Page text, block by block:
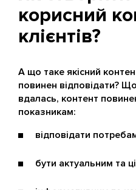
корисний
клієнтів?
А що таке якісний
повинен відповідати?
вдалась, контент
показникам:
відповідати
бути актуальним та